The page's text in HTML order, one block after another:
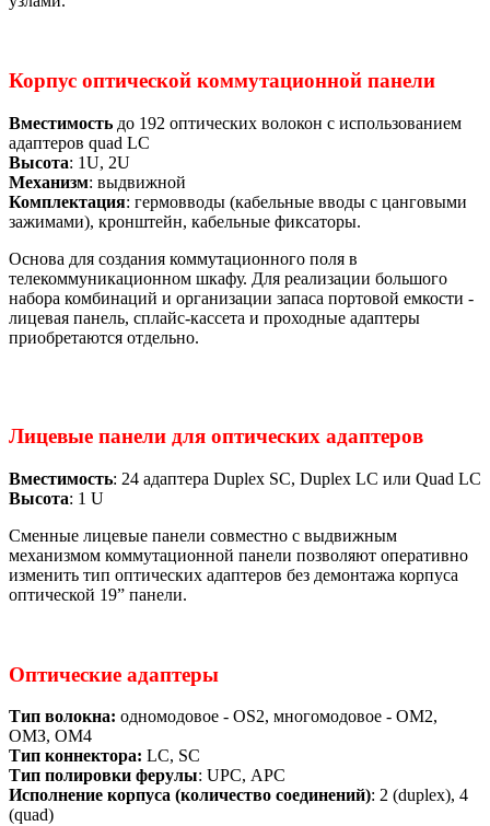
Корпус оптической коммутационной панели
Вместимость до 192 оптических волокон с использованием
адаптеров quad LC
Высота: 1U, 2U
Механизм: выдвижной
Комплектация: гермовводы (кабельные вводы с цанговыми
зажимами), кронштейн, кабельные фиксаторы.
Основа для создания коммутационного поля в
телекоммуникационном шкафу. Для реализации большого
набора комбинаций и организации запаса портовой емкости -
лицевая панель, сплайс-кассета и проходные адаптеры
приобретаются отдельно.
Лицевые панели для оптических адаптеров
Вместимость: 24 адаптера Duplex SC, Duplex LC или Quad LC
Высота: 1 U
Сменные лицевые панели совместно с выдвижным
механизмом коммутационной панели позволяют оперативно
изменить тип оптических адаптеров без демонтажа корпуса
оптической 19” панели.
Оптические адаптеры
Тип волокна: одномодовое - OS2, многомодовое - ОМ2,
ОМЗ, ОМ4
Тип коннектора: LC, SC
Тип полировки ферулы: UPC, АРС
Исполнение корпуса (количество соединений): 2 (duplex), 4
(quad)